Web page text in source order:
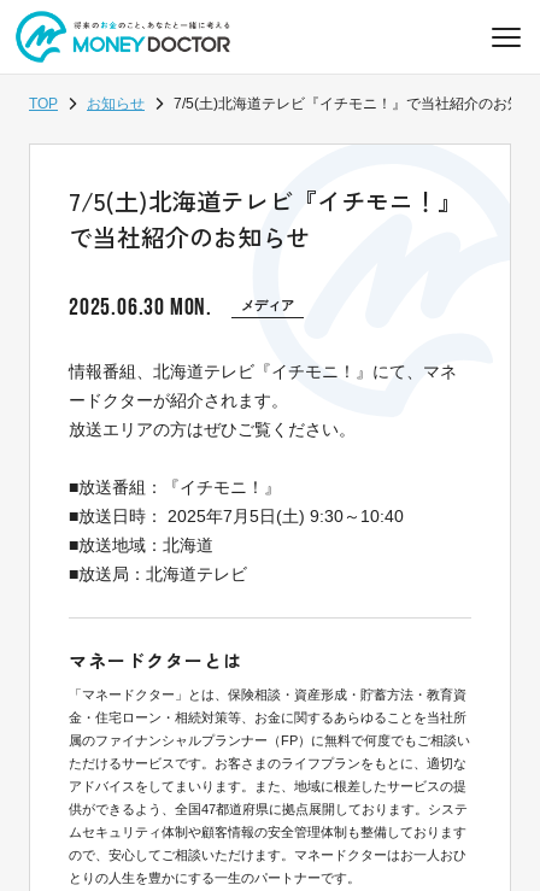
TOP お知らせ 7/5(土)北海道テレビ『イチモニ！』で当社紹介のお知ら
7/5(土)北海道テレビ『イチモニ！』
で当社紹介のお知らせ
2025.06.30 MON. メディア
情報番組、北海道テレビ『イチモニ！』にて、マネ
ードクターが紹介されます。
放送エリアの方はぜひご覧ください。
■放送番組：『イチモニ！』
■放送日時： 2025年7月5日(土) 9:30～10:40
■放送地域：北海道
■放送局：北海道テレビ
マネードクターとは
「マネードクター」とは、保険相談・資産形成・貯蓄方法・教育資
金・住宅ローン・相続対策等、お金に関するあらゆることを当社所
属のファイナンシャルプランナー（FP）に無料で何度でもご相談い
ただけるサービスです。お客さまのライフプランをもとに、適切な
アドバイスをしてまいります。また、地域に根差したサービスの提
供ができるよう、全国47都道府県に拠点展開しております。システ
ムセキュリティ体制や顧客情報の安全管理体制も整備しております
ので、安心してご相談いただけます。マネードクターはお一人おひ
とりの人生を豊かにする一生のパートナーです。